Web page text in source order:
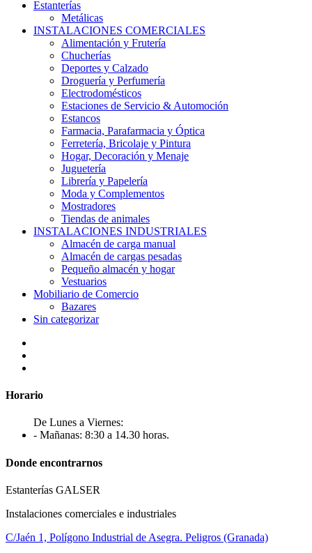
Estanterías
Metálicas
INSTALACIONES COMERCIALES
Alimentación y Frutería
Chucherías
Deportes y Calzado
Droguería y Perfumería
Electrodomésticos
Estaciones de Servicio & Automoción
Estancos
Farmacia, Parafarmacia y Óptica
Ferretería, Bricolaje y Pintura
Hogar, Decoración y Menaje
Juguetería
Librería y Papelería
Moda y Complementos
Mostradores
Tiendas de animales
INSTALACIONES INDUSTRIALES
Almacén de carga manual
Almacén de cargas pesadas
Pequeño almacén y hogar
Vestuarios
Mobiliario de Comercio
Bazares
Sin categorizar
Horario
De Lunes a Viernes:
- Mañanas: 8:30 a 14.30 horas.
Donde encontrarnos
Estanterías GALSER
Instalaciones comerciales e industriales
C/Jaén 1, Polígono Industrial de Asegra. Peligros (Granada)